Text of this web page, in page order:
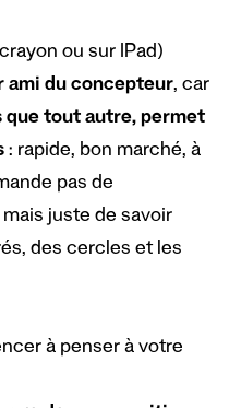
ou sur IPad)
ami du concepteur, car
que tout autre, permet
: rapide, bon marché, à
pas de
juste de savoir
des cercles et les
à penser à votre